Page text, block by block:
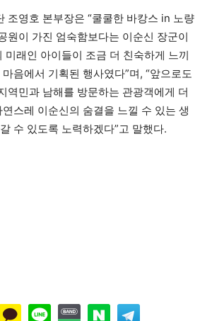
조영호 본부장은 “쿨쿨한 바캉스 in 노량
원이 가진 엄숙함보다는 이순신 장군이
미래인 아이들이 조금 더 친숙하게 느끼
음에서 기획된 행사였다”며, “앞으로도
역민과 남해를 방문하는 관광객에게 더
스레 이순신의 숨결을 느낄 수 있는 생
수 있도록 노력하겠다”고 말했다.